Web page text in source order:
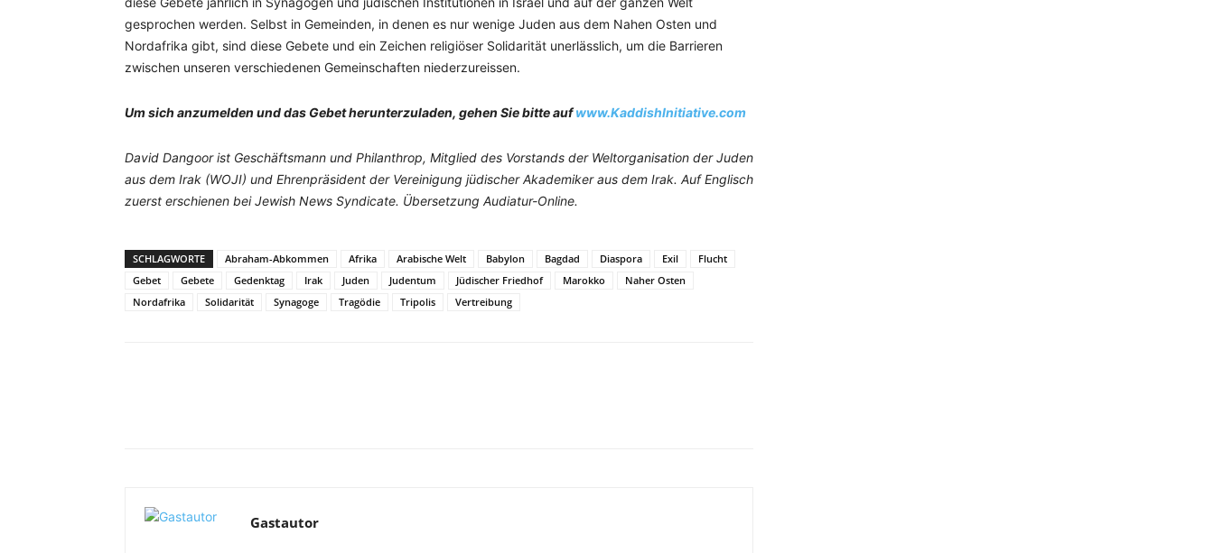
gesprochen werden. Selbst in Gemeinden, in denen es nur wenige Juden aus dem Nahen Osten und
Nordafrika gibt, sind diese Gebete und ein Zeichen religiöser Solidarität unerlässlich, um die Barrieren
zwischen unseren verschiedenen Gemeinschaften niederzureissen.
Um sich anzumelden und das Gebet herunterzuladen, gehen Sie bitte aufwww.KaddishInitiative.com
David Dangoor ist Geschäftsmann und Philanthrop, Mitglied des Vorstands der Weltorganisation der Juden
aus dem Irak (WOJI) und Ehrenpräsident der Vereinigung jüdischer Akademiker aus dem Irak. Auf Englisch
zuerst erschienen bei Jewish News Syndicate. Übersetzung Audiatur-Online.
SCHLAGWORTE Abraham-Abkommen Afrika Arabische Welt Babylon Bagdad Diaspora Exil
Flucht
Gebet
Gebete Gedenktag Irak Juden Judentum Jüdischer Friedhof Marokko
Naher Osten
Nordafrika
Solidarität Synagoge Tragödie Tripolis Vertreibung
Gastautor